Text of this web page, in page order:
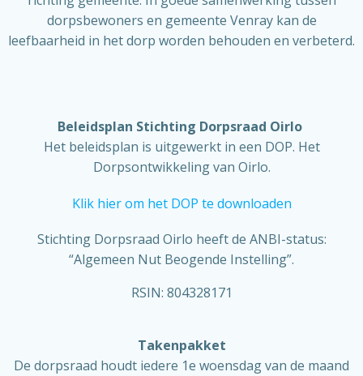
dorpsbewoners en gemeente Venray kan de
leefbaarheid in het dorp worden behouden en verbeterd.
Beleidsplan Stichting Dorpsraad Oirlo
Het beleidsplan is uitgewerkt in een DOP. Het
Dorpsontwikkeling van Oirlo.
Klik hier om het DOP te downloaden
Stichting Dorpsraad Oirlo heeft de ANBI-status:
“Algemeen Nut Beogende Instelling”.
RSIN: 804328171
Takenpakket
De dorpsraad houdt iedere 1e woensdag van de maand